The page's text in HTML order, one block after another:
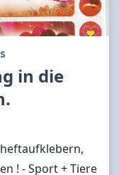
in die
! - Sport + Tiere